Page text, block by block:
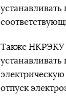
Также НКРЭКУ
отпуск